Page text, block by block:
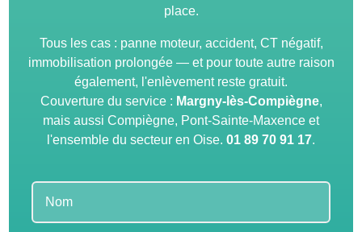
place.
Tous les cas : panne moteur, accident, CT négatif,
immobilisation prolongée — et pour toute autre raison
également, l'enlèvement reste gratuit.
Couverture du service : Margny-lès-Compiègne,
mais aussi Compiègne, Pont-Sainte-Maxence et
l'ensemble du secteur en Oise. 01 89 70 91 17.
Leave
field